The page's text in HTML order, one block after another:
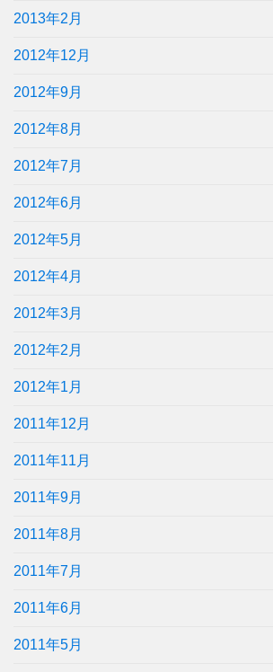
2013年2月
2012年12月
2012年9月
2012年8月
2012年7月
2012年6月
2012年5月
2012年4月
2012年3月
2012年2月
2012年1月
2011年12月
2011年11月
2011年9月
2011年8月
2011年7月
2011年6月
2011年5月